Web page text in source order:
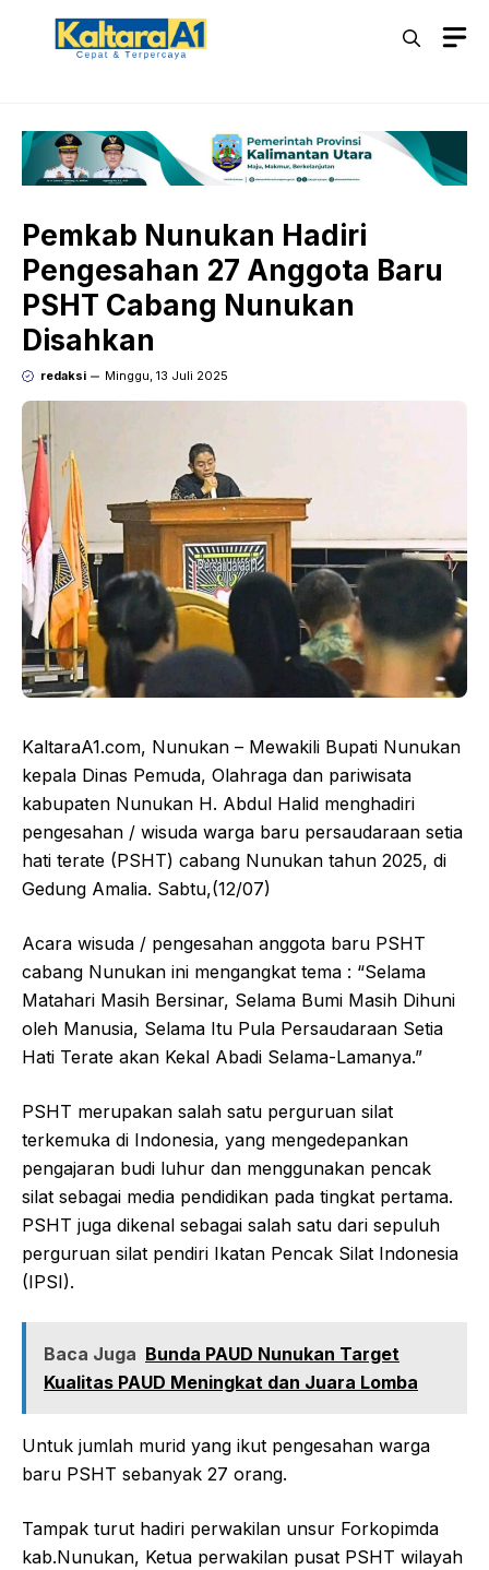
Langsung
Pemkab Nunukan Hadiri
Pengesahan 27 Anggota Baru
PSHT Cabang Nunukan
Disahkan
redaksi Minggu, 13 Juli 2025
KaltaraA1.com, Nunukan – Mewakili Bupati Nunukan
kepala Dinas Pemuda, Olahraga dan pariwisata
kabupaten Nunukan H. Abdul Halid menghadiri
pengesahan / wisuda warga baru persaudaraan setia
hati terate (PSHT) cabang Nunukan tahun 2025, di
Gedung Amalia. Sabtu,(12/07)
Acara wisuda / pengesahan anggota baru PSHT
cabang Nunukan ini mengangkat tema : “Selama
Matahari Masih Bersinar, Selama Bumi Masih Dihuni
oleh Manusia, Selama Itu Pula Persaudaraan Setia
Hati Terate akan Kekal Abadi Selama-Lamanya.”
PSHT merupakan salah satu perguruan silat
terkemuka di Indonesia, yang mengedepankan
pengajaran budi luhur dan menggunakan pencak
silat sebagai media pendidikan pada tingkat pertama.
PSHT juga dikenal sebagai salah satu dari sepuluh
perguruan silat pendiri Ikatan Pencak Silat Indonesia
(IPSI).
Baca Juga Bunda PAUD Nunukan Target
Kualitas PAUD Meningkat dan Juara Lomba
Untuk jumlah murid yang ikut pengesahan warga
baru PSHT sebanyak 27 orang.
Tampak turut hadiri perwakilan unsur Forkopimda
kab.Nunukan, Ketua perwakilan pusat PSHT wilayah